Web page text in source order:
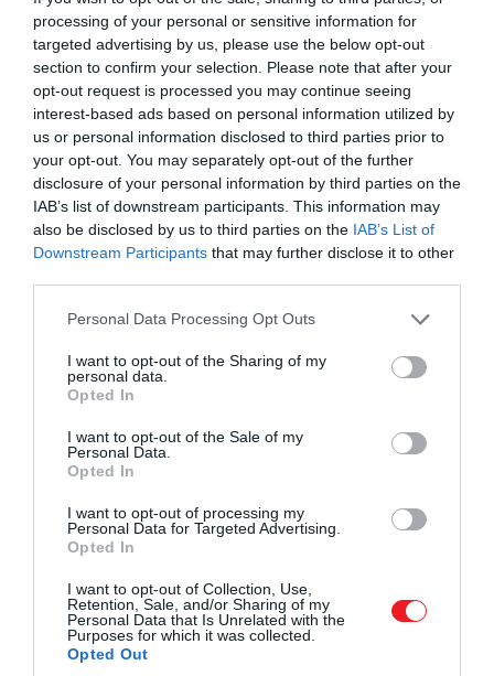
processing of your personal or sensitive information for
targeted advertising by us, please use the below opt-out
section to confirm your selection. Please note that after your
opt-out request is processed you may continue seeing
interest-based ads based on personal information utilized by
us or personal information disclosed to third parties prior to
your opt-out. You may separately opt-out of the further
disclosure of your personal information by third parties on the
IAB’s list of downstream participants. This information may
also be disclosed by us to third parties on the IAB’s List of
Downstream Participants that may further disclose it to other
Please note that this website/app uses one or more Google
not limited to your visit or usage behaviour. You may click to
grant or deny consent to Google and its third-party tags to
use your data for below specified purposes in below Google
consent section.
Personal Data Processing Opt Outs
I want to opt-out of the Sharing of my
personal data.
Opted In
I want to opt-out of the Sale of my
Personal Data.
Opted In
I want to opt-out of processing my
Personal Data for Targeted Advertising.
Opted In
I want to opt-out of Collection, Use,
Retention, Sale, and/or Sharing of my
Personal Data that Is Unrelated with the
Purposes for which it was collected.
Opted Out
előadások, 4 kiemelt előadó a Budapesti
Kongresszusi Központ 6 termében – ezek
várják mindazokat, akik jegyet váltanak dr.
2023. MÁJUS 9. ● HAMU ÉS GYÉMÁNT
Ilyen még nem volt:
hamarosan egész napos
előadás-sorozatot…